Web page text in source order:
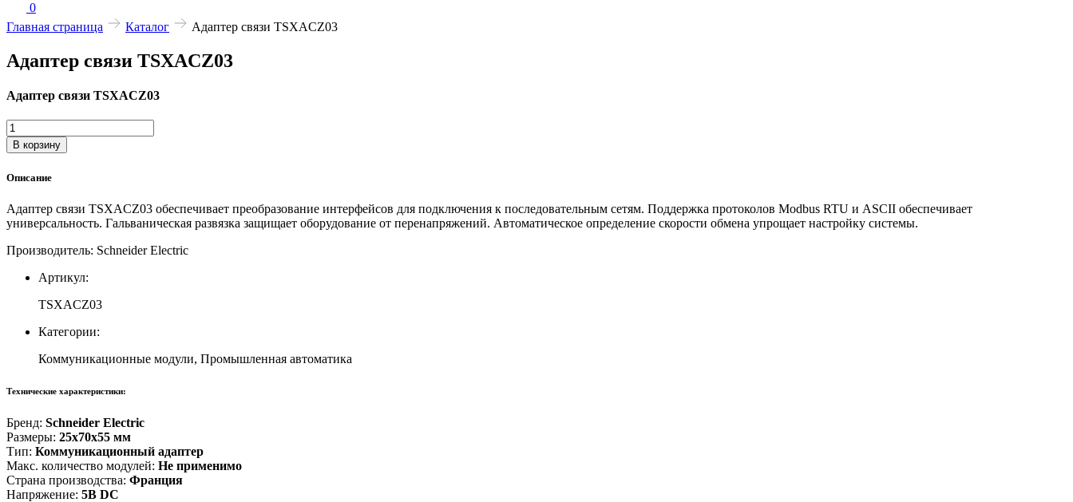
0
Главная страница
Каталог Адаптер связи TSXACZ03
Адаптер связи TSXACZ03
Адаптер связи TSXACZ03
Количество
товара
Адаптер
TSXACZ03
В корзину
Описание
Адаптер связи TSXACZ03 обеспечивает преобразование интерфейсов для подключения к последовательным сетям. Поддержка протоколов Modbus RTU и ASCII обеспечивает
универсальность. Гальваническая развязка защищает оборудование от перенапряжений. Автоматическое определение скорости обмена упрощает настройку системы.
Производитель: Schneider Electric
Артикул:
TSXACZ03
Категории:
Коммуникационные модули, Промышленная автоматика
Технические характеристики:
Бренд: Schneider Electric
Размеры: 25x70x55 мм
Тип: Коммуникационный адаптер
Макс. количество модулей: Не применимо
Страна производства: Франция
Напряжение: 5В DC